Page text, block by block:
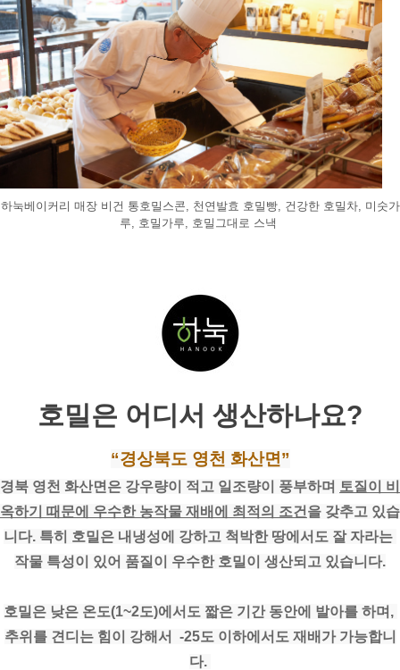
하눅베이커리 매장 비건 통호밀스콘, 천연발효 호밀빵, 건강한 호밀차, 미숫가
루, 호밀가루, 호밀그대로 스낵
호밀은 어디서 생산하나요?
“경상북도 영천 화산면”
경북 영천 화산면은 강우량이 적고 일조량이 풍부하며 토질이 비
옥하기 때문에 우수한 농작물 재배에 최적의 조건 을 갖추고 있습
니다. 특히 호밀은 내냉성에 강하고 척박한 땅에서도 잘 자라는
작물 특성이 있어 품질이 우수한 호밀이 생산되고 있습니다.
호밀은 낮은 온도(1~2도)에서도 짧은 기간 동안에 발아를 하며,
추위를 견디는 힘이 강해서  -25도 이하에서도 재배가 가능합니
다.